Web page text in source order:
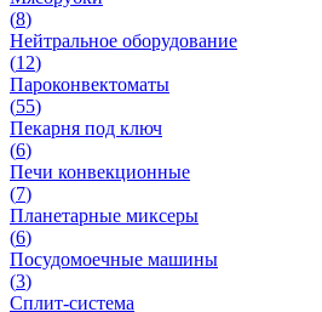
(8)
Нейтральное оборудование
(12)
Пароконвектоматы
(55)
Пекарня под ключ
(6)
Печи конвекционные
(7)
Планетарные миксеры
(6)
Посудомоечные машины
(3)
Сплит-система